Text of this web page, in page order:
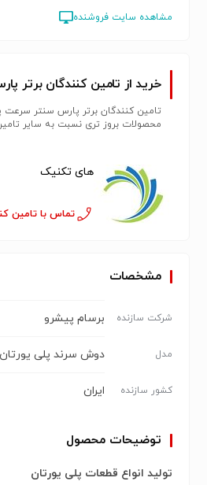
مشاهده سایت فروشنده
خرید از تامین کنندگان برتر
تامین کنندگان برتر پارس سنتر سرعت
محصولات بروز تری نسبت به سایر
های تکنیک
تماس با تامین
مشخصات
شرکت سازنده برسام پیشرو
مدل دوش سرند پلی یورتان
کشور سازنده ایران
توضیحات محصول
تولید انواع قطعات پلی یورتان